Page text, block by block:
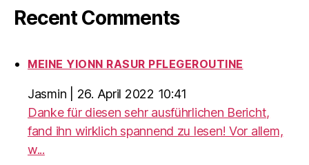
Recent Comments
MEINE YIONN RASUR PFLEGEROUTINE
Jasmin
26. April 2022 10:41
Danke für diesen sehr ausführlichen Bericht,
fand ihn wirklich spannend zu lesen! Vor allem,
w...